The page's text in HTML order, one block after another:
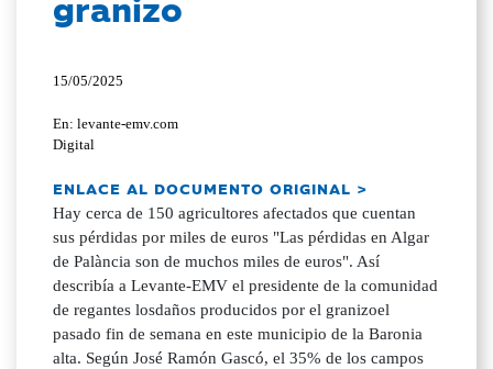
15/05/2025
En: levante-emv.com
Digital
ENLACE AL DOCUMENTO ORIGINAL >
Hay cerca de 150 agricultores afectados que cuentan
sus pérdidas por miles de euros "Las pérdidas en Algar
de Palància son de muchos miles de euros". Así
describía a Levante-EMV el presidente de la comunidad
de regantes losdaños producidos por el granizoel
pasado fin de semana en este municipio de la Baronia
alta. Según José Ramón Gascó, el 35% de los campos